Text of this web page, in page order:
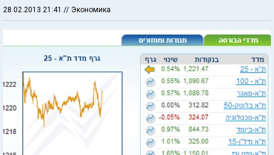
28.02.2013 21:41 // Экономика